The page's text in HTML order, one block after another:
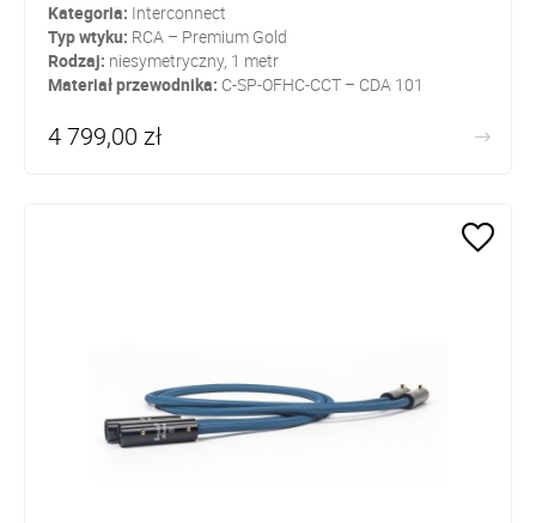
Kategoria: Interconnect
Typ wtyku: RCA – Premium Gold
Rodzaj: niesymetryczny, 1 metr
Materiał przewodnika: C-SP-OFHC-CCT – CDA 101
4 799,00 zł